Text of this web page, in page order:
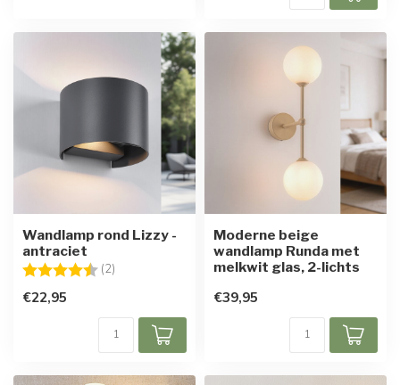
Wandlamp rond Lizzy -
antraciet
Beoordeling: (2)
€22,95
Moderne beige
wandlamp Runda met
melkwit glas, 2-lichts
€39,95